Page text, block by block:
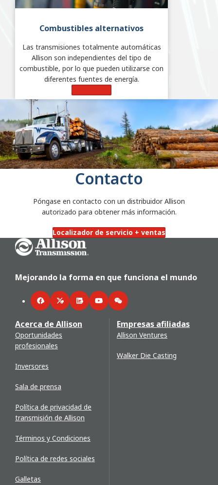
Combustibles alternativos
Las transmisiones totalmente automáticas
Allison son independientes del tipo de
combustible, por lo que pueden utilizarse con
diferentes fuentes de energía.
Contacto
Póngase en contacto con un distribuidor Allison
autorizado para obtener más información.
Localizador de servicio + ventas
Go Home
Mejorando la forma en que funciona el mundo
FacebookTwitterLinkedInYouTubeWeChat
Acerca de Allison
Oportunidades
profesionales
Inversores
Sala de prensa
Política de privacidad de
transmisión de Allison
Términos y Condiciones
Política de redes sociales
Galletas
Empresas afiliadas
Allison Ventures
Walker Die Casting